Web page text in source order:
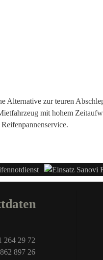
Alternative zur teuren
mit hohem
264 29 72
897 26